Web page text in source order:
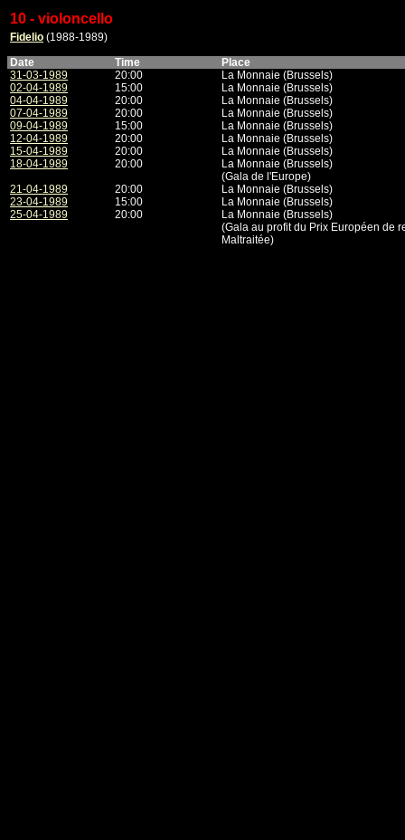
10 - violoncello
Fidelio (1988-1989)
Date
Time
Place
31-03-1989
20:00
La Monnaie (Brussels)
02-04-1989
15:00
La Monnaie (Brussels)
04-04-1989
20:00
La Monnaie (Brussels)
07-04-1989
20:00
La Monnaie (Brussels)
09-04-1989
15:00
La Monnaie (Brussels)
12-04-1989
20:00
La Monnaie (Brussels)
15-04-1989
20:00
La Monnaie (Brussels)
18-04-1989
20:00
La Monnaie (Brussels)
(Gala de l'Europe)
21-04-1989
20:00
La Monnaie (Brussels)
23-04-1989
15:00
La Monnaie (Brussels)
25-04-1989
20:00
La Monnaie (Brussels)
(Gala au profit du Prix Européen de
Maltraitée)